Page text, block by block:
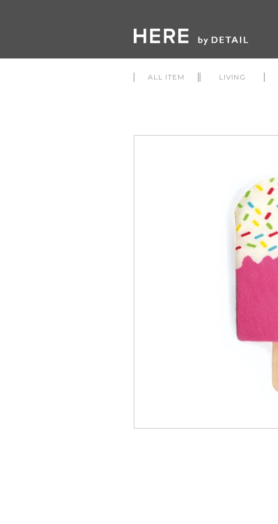
ALL ITEM LIVING